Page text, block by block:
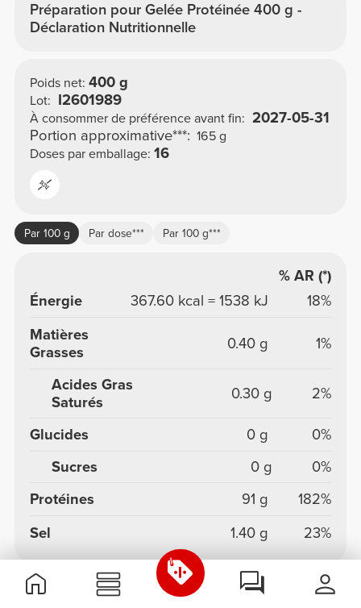
Préparation pour Gelée Protéinée 400 g -
Déclaration Nutritionnelle
Poids net: 400 g
Lot: I2601989
À consommer de préférence avant fin: 2027-05-31
Portion approximative***: 165 g
Doses par emballage: 16
Par 100 g Par dose*** Par 100 g***
% AR (*)
Énergie
367.60 kcal = 1538 kJ
18%
Matières
Grasses
0.40 g 1%
Acides Gras
Saturés
0.30 g 2%
Glucides 0 g
0%
Sucres
0 g
0%
Protéines
91 g
182%
Sel
1.40 g 23%
* Apport de référence pour un adulte-type (8